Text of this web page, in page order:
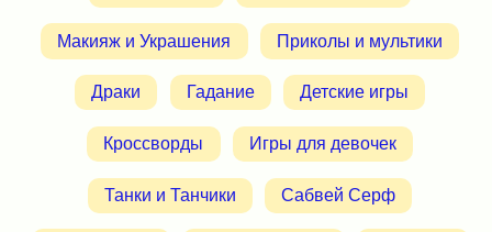
Макияж и Украшения Приколы и мультики
Драки Гадание Детские игры
Кроссворды Игры для девочек
Танки и Танчики Сабвей Серф